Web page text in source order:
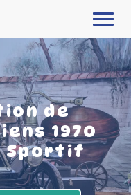
de
1970
Sportif